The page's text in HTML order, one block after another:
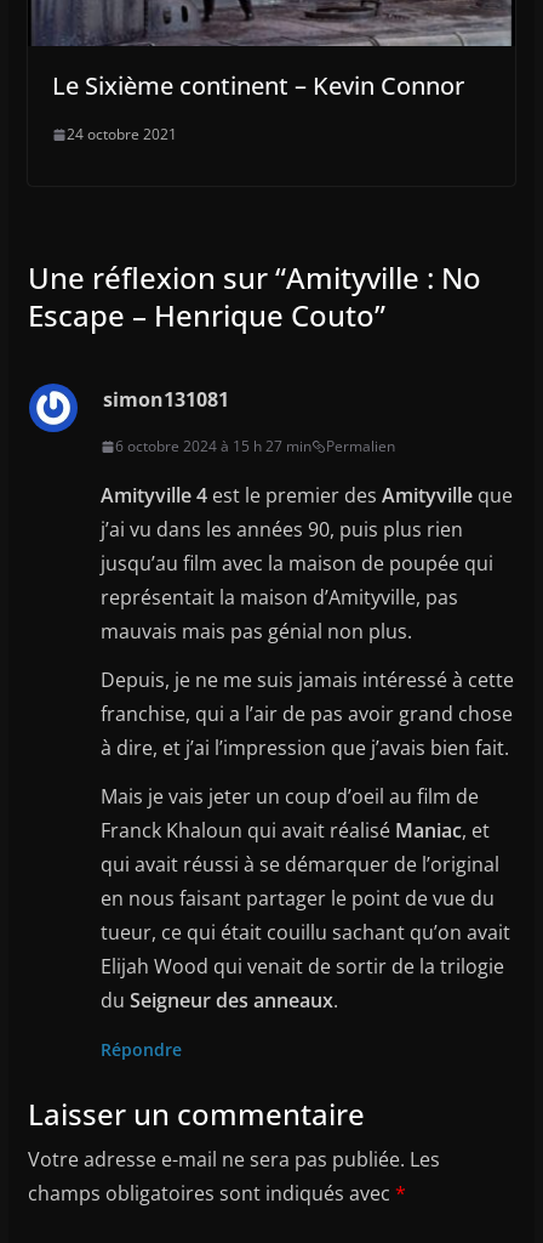
Le Sixième continent – Kevin Connor
24 octobre 2021
Une réflexion sur “Amityville : No
Escape – Henrique Couto”
simon131081
6 octobre 2024 à 15 h 27 min Permalien
Amityville 4est le premier des Amityvilleque
j’ai vu dans les années 90, puis plus rien
jusqu’au film avec la maison de poupée qui
représentait la maison d’Amityville, pas
mauvais mais pas génial non plus.
Depuis, je ne me suis jamais intéressé à cette
franchise, qui a l’air de pas avoir grand chose
à dire, et j’ai l’impression que j’avais bien fait.
Mais je vais jeter un coup d’oeil au film de
Franck Khaloun qui avait réalisé Maniac, et
qui avait réussi à se démarquer de l’original
en nous faisant partager le point de vue du
tueur, ce qui était couillu sachant qu’on avait
Elijah Wood qui venait de sortir de la trilogie
du Seigneur des anneaux.
Répondre
Laisser un commentaire
Votre adresse e-mail ne sera pas publiée. Les
champs obligatoires sont indiqués avec *